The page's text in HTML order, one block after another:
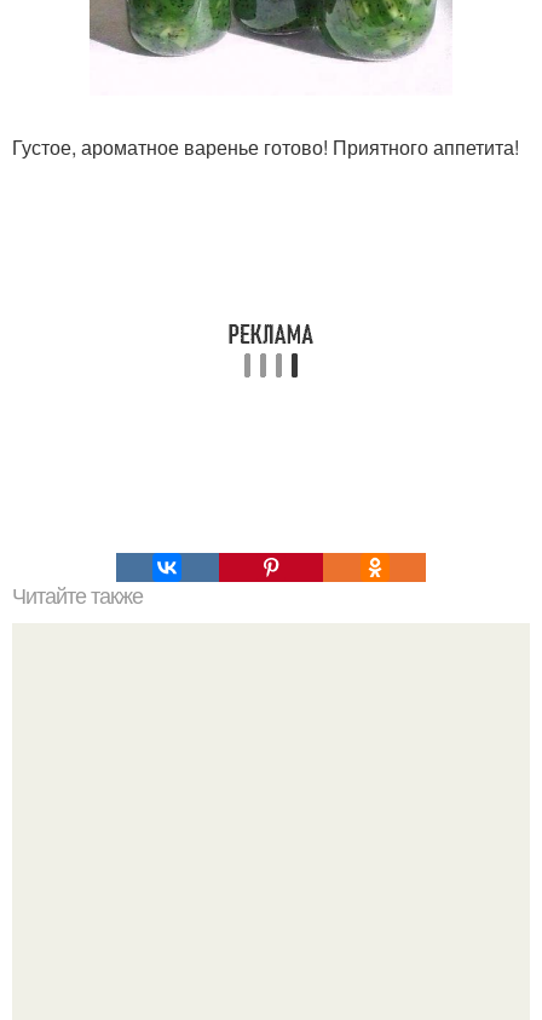
Густое, ароматное варенье готово! Приятного аппетита!
Читайте также